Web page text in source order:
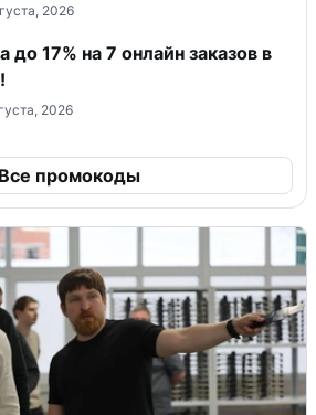
2026
до 17% на 7 онлайн заказов в
2026
Все промокоды